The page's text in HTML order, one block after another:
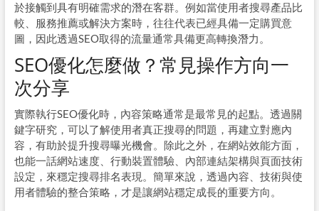
於接觸到具有明確需求的潛在客群。例如當使用者搜尋產品比
較、服務推薦或解決方案時，往往代表已經具備一定購買意
圖，因此透過SEO取得的流量通常具備更高轉換潛力。
SEO優化怎麼做？常見操作方向一
次分享
實際執行SEO優化時，內容策略通常是最常見的起點。透過關
鍵字研究，可以了解使用者真正搜尋的問題，再建立對應內
容，有助於提升搜尋曝光機會。除此之外，在網站效能方面，
也能一話網站速度、行動裝置體驗、內部連結架構與頁面技術
設定，來穩定搜尋排名表現。簡單來說，透過內容、技術與使
用者體驗的整合策略，才是讓網站穩定成長的重要方向。